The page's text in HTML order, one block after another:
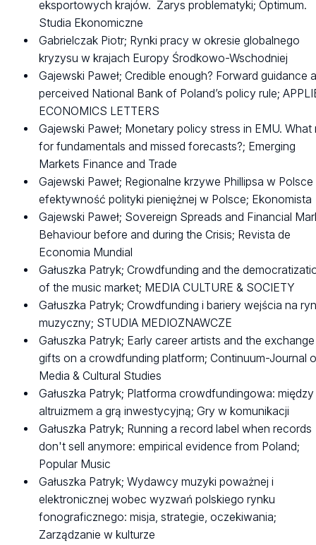
eksportowych krajów. Zarys problematyki; Optimum.
Studia Ekonomiczne
Gabrielczak Piotr; Rynki pracy w okresie globalnego
kryzysu w krajach Europy Środkowo-Wschodniej
Gajewski Paweł; Credible enough? Forward guidance
perceived National Bank of Poland’s policy rule;
ECONOMICS LETTERS
Gajewski Paweł; Monetary policy stress in EMU. What
for fundamentals and missed forecasts?; Emerging
Markets Finance and Trade
Gajewski Paweł; Regionalne krzywe Phillipsa w Polsce
efektywność polityki pieniężnej w Polsce; Ekonomista
Gajewski Paweł; Sovereign Spreads and Financial
Behaviour before and during the Crisis; Revista de
Economia Mundial
Gałuszka Patryk; Crowdfunding and the
of the music market; MEDIA CULTURE & SOCIETY
Gałuszka Patryk; Crowdfunding i bariery wejścia na
muzyczny; STUDIA MEDIOZNAWCZE
Gałuszka Patryk; Early career artists and the
gifts on a crowdfunding platform; Continuum-Journal
Media & Cultural Studies
Gałuszka Patryk; Platforma crowdfundingowa: między
altruizmem a grą inwestycyjną; Gry w komunikacji
Gałuszka Patryk; Running a record label when records
don't sell anymore: empirical evidence from Poland;
Popular Music
Gałuszka Patryk; Wydawcy muzyki poważnej i
elektronicznej wobec wyzwań polskiego rynku
fonograficznego: misja, strategie, oczekiwania;
Zarządzanie w kulturze